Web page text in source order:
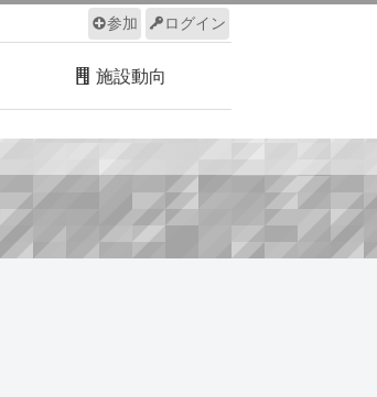
ログイン
参加
施設動向
サイトについて